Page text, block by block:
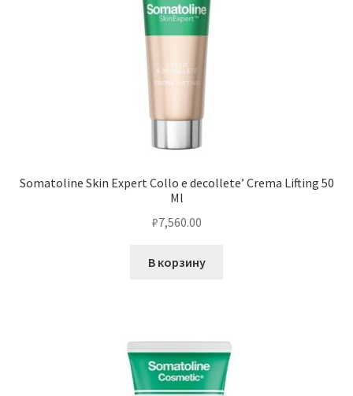
Somatoline Skin Expert Collo e decollete’ Crema Lifting 50
Ml
₽7,560.00
В корзину